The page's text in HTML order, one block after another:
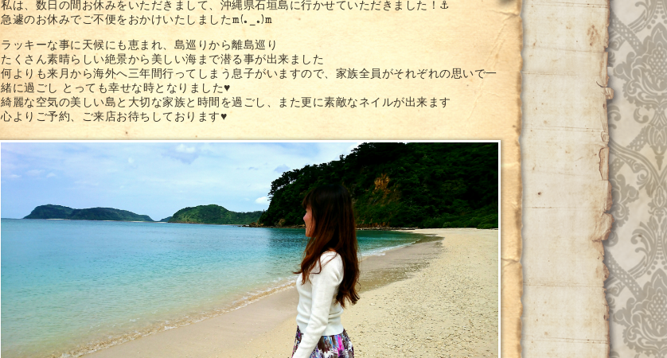
私は、数日の間お休みをいただきまして、沖縄県石垣島に行かせていただきました！⚓
急遽のお休みでご不便をおかけいたしましたm(._.)m
ラッキーな事に天候にも恵まれ、島巡りから離島巡り
たくさん素晴らしい絶景から美しい海まで潜る事が出来ました
何よりも来月から海外へ三年間行ってしまう息子がいますので、家族全員がそれぞれの思いで一
緒に過ごし とっても幸せな時となりました♥
綺麗な空気の美しい島と大切な家族と時間を過ごし、また更に素敵なネイルが出来ます
心よりご予約、ご来店お待ちしております♥